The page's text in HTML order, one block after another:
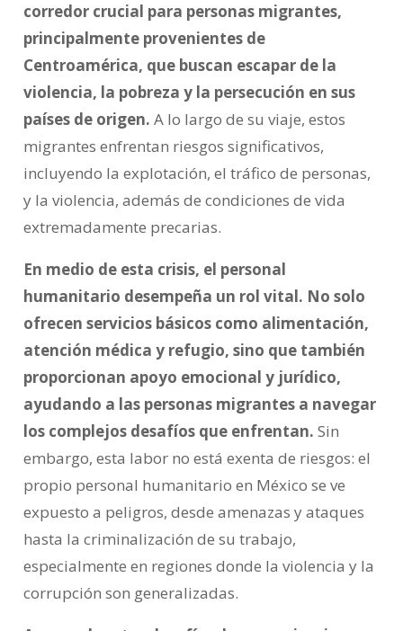
corredor crucial para personas migrantes,
principalmente provenientes de
Centroamérica, que buscan escapar de la
violencia, la pobreza y la persecución en sus
países de origen. A lo largo de su viaje, estos
migrantes enfrentan riesgos significativos,
incluyendo la explotación, el tráfico de personas,
y la violencia, además de condiciones de vida
extremadamente precarias.
En medio de esta crisis, el personal
humanitario desempeña un rol vital. No solo
ofrecen servicios básicos como alimentación,
atención médica y refugio, sino que también
proporcionan apoyo emocional y jurídico,
ayudando a las personas migrantes a navegar
los complejos desafíos que enfrentan. Sin
embargo, esta labor no está exenta de riesgos: el
propio personal humanitario en México se ve
expuesto a peligros, desde amenazas y ataques
hasta la criminalización de su trabajo,
especialmente en regiones donde la violencia y la
corrupción son generalizadas.